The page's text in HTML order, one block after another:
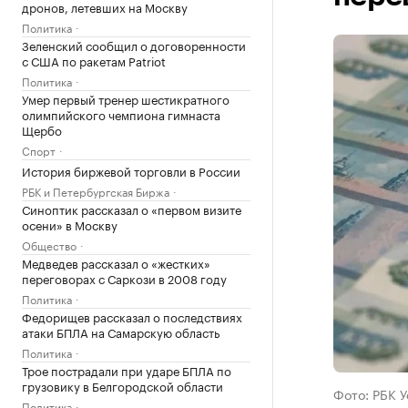
дронов, летевших на Москву
Политика
Зеленский сообщил о договоренности
с США по ракетам Patriot
Политика
Умер первый тренер шестикратного
олимпийского чемпиона гимнаста
Щербо
Спорт
История биржевой торговли в России
РБК и Петербургская Биржа
Синоптик рассказал о «первом визите
осени» в Москву
Общество
Медведев рассказал о «жестких»
переговорах с Саркози в 2008 году
Политика
Федорищев рассказал о последствиях
атаки БПЛА на Самарскую область
Политика
Трое пострадали при ударе БПЛА по
грузовику в Белгородской области
Фото: РБК